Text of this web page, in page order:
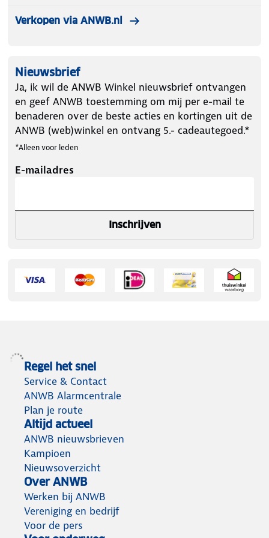
Verkopen via ANWB.nl
Nieuwsbrief
Ja, ik wil de ANWB Winkel nieuwsbrief ontvangen
en geef ANWB toestemming om mij per e-mail te
benaderen over de beste acties en kortingen uit de
ANWB (web)winkel en ontvang 5.- cadeautegoed.*
*Alleen voor leden
E-mailadres
Inschrijven
Regel het snel
Service & Contact
ANWB Alarmcentrale
Plan je route
Altijd actueel
ANWB nieuwsbrieven
Kampioen
Nieuwsoverzicht
Over ANWB
Werken bij ANWB
Vereniging en bedrijf
Voor de pers